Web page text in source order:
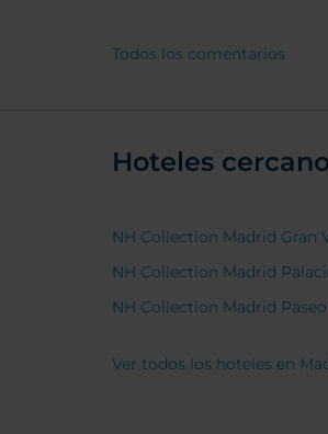
siguiendo con Rocio, Alberto,
puedo nombrar a todos.
Todos los comentarios
Hoteles
NH Collection Madrid Gran
NH Collection Madrid
NH Collection Madrid
Ver todos los hoteles en